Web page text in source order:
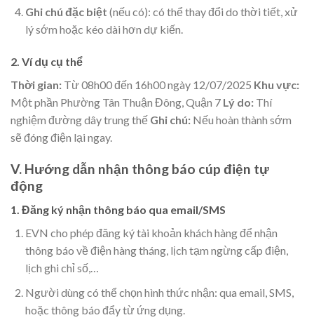
Ghi chú đặc biệt (nếu có): có thể thay đổi do thời tiết, xử
lý sớm hoặc kéo dài hơn dự kiến.
2. Ví dụ cụ thể
Thời gian: Từ 08h00 đến 16h00 ngày 12/07/2025 Khu vực:
Một phần Phường Tân Thuận Đông, Quận 7 Lý do: Thí
nghiệm đường dây trung thế Ghi chú: Nếu hoàn thành sớm
sẽ đóng điện lại ngay.
V. Hướng dẫn nhận thông báo cúp điện tự
động
1. Đăng ký nhận thông báo qua email/SMS
EVN cho phép đăng ký tài khoản khách hàng để nhận
thông báo về điện hàng tháng, lịch tạm ngừng cấp điện,
lịch ghi chỉ số,…
Người dùng có thể chọn hình thức nhận: qua email, SMS,
hoặc thông báo đẩy từ ứng dụng.